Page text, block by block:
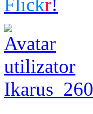
Ikarus_260